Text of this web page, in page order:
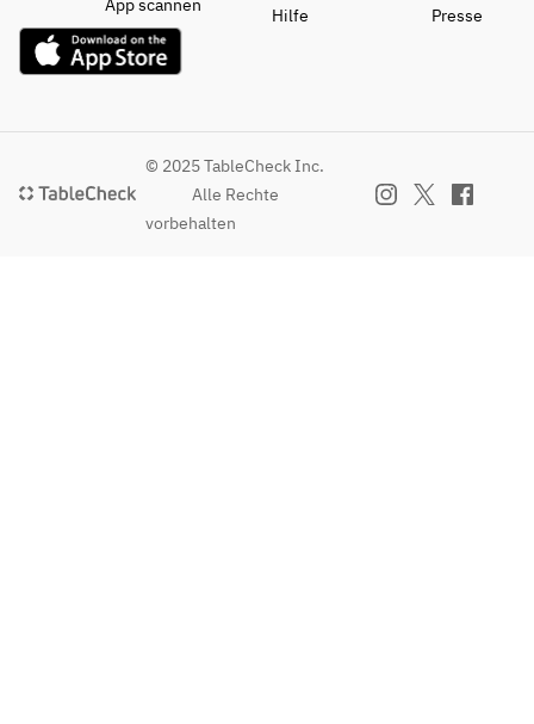
App scannen
Hilfe
Presse
© 2025 TableCheck Inc.
Alle Rechte
vorbehalten